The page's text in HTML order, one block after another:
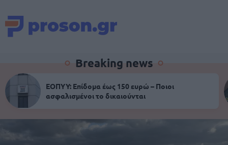
Breaking news
ΕΟΠΥΥ: Επίδομα έως 150 ευρώ – Ποιοι
ασφαλισμένοι το δικαιούνται